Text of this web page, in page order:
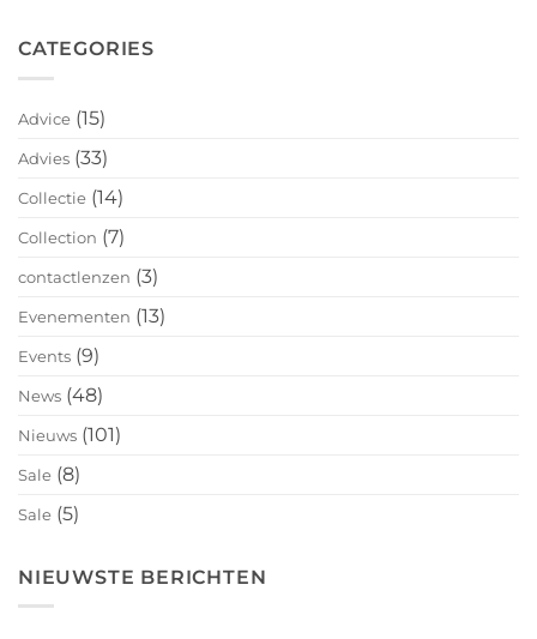
CATEGORIES
Advice (15)
Advies (33)
Collectie (14)
Collection (7)
contactlenzen (3)
Evenementen (13)
Events (9)
News (48)
Nieuws (101)
Sale (8)
Sale (5)
NIEUWSTE BERICHTEN